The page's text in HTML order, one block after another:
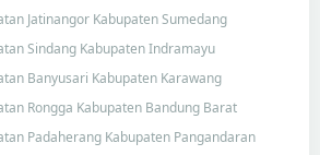
Jatinangor Kabupaten Sumedang
Sindang Kabupaten Indramayu
Banyusari Kabupaten Karawang
Rongga Kabupaten Bandung Barat
Padaherang Kabupaten Pangandaran